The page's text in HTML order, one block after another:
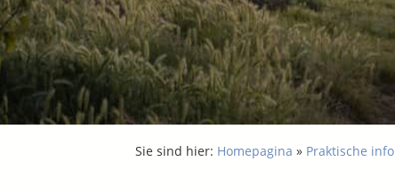
Sie sind hier: Homepagina » Praktische info